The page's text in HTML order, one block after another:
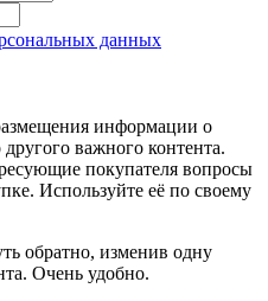
данных
информации о
важного контента.
покупателя вопросы
Используйте её по своему
обратно, изменив одну
Очень удобно.